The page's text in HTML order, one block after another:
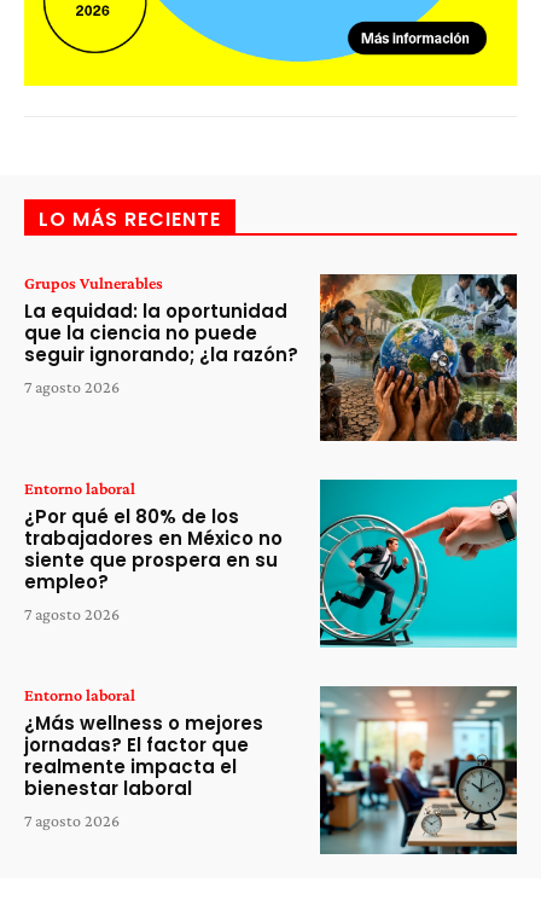
LO MÁS RECIENTE
Grupos Vulnerables
La equidad: la oportunidad
que la ciencia no puede
seguir ignorando; ¿la razón?
7 agosto 2026
Entorno laboral
¿Por qué el 80% de los
trabajadores en México no
siente que prospera en su
empleo?
7 agosto 2026
Entorno laboral
¿Más wellness o mejores
jornadas? El factor que
realmente impacta el
bienestar laboral
7 agosto 2026